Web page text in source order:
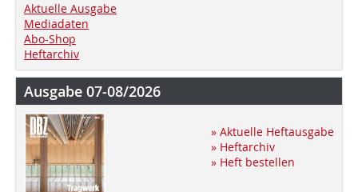
Aktuelle Ausgabe
Mediadaten
Abo-Shop
Heftarchiv
Ausgabe 07-08/2026
» Aktuelle Heftausgabe
» Heftarchiv
» Heft bestellen